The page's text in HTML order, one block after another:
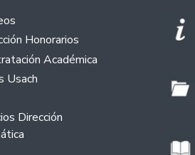
Honorarios
Académica
Usach
Dirección